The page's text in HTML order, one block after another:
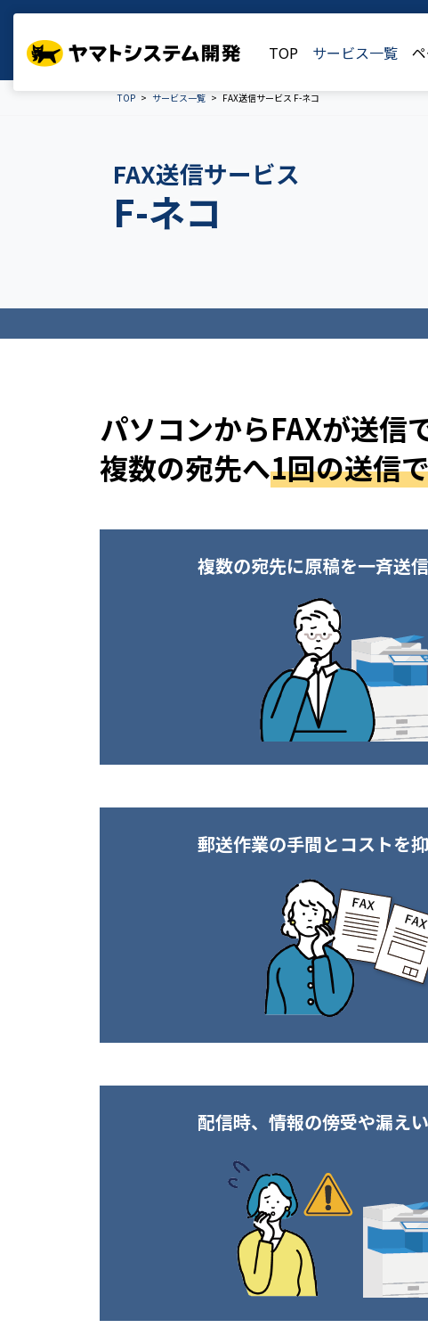
TOP サービス一覧
TOP サービス一覧 FAX送信サービス F-ネコ
FAX送信サービス
F-ネコ
パソコンからFAXが送信
複数の宛先へ1回の送信
複数の宛先に原稿を一斉送
郵送作業の手間とコストを
配信時、情報の傍受や漏え